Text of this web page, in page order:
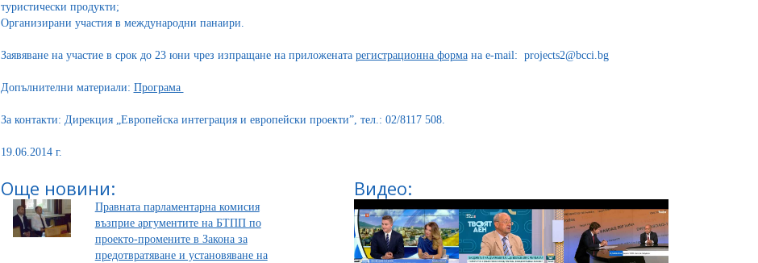
туристически продукти;
Организирани участия в международни панаири.
Заявяване на участие в срок до 23 юни чрез изпращане на приложената регистрационна формана e-mail: projects2@bcci.bg
Допълнителни материали: Програма
За контакти: Дирекция „Европейска интеграция и европейски проекти”, тел.: 02/8117 508.
19.06.2014 г.
Още новини:
Правната парламентарна комисия
възприе аргументите на БТПП по
проекто-промените в Закона за
предотвратяване и установяване на
Видео: